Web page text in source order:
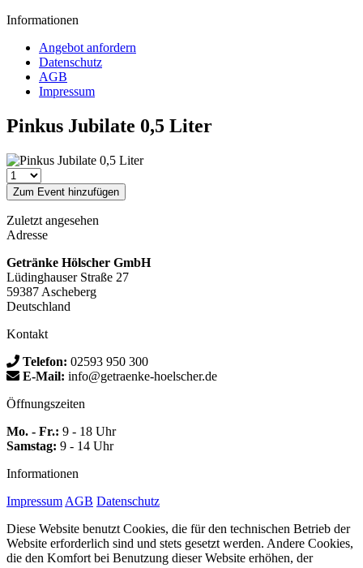
Informationen
Angebot anfordern
Datenschutz
AGB
Impressum
Pinkus Jubilate 0,5 Liter
Zum Event hinzufügen
Zuletzt angesehen
Adresse
Getränke Hölscher GmbH
Lüdinghauser Straße 27
59387 Ascheberg
Deutschland
Kontakt
Telefon: 02593 950 300
E-Mail: info@getraenke-hoelscher.de
Öffnungszeiten
Mo. - Fr.: 9 - 18 Uhr
Samstag: 9 - 14 Uhr
Informationen
Impressum AGB Datenschutz
Diese Website benutzt Cookies, die für den technischen Betrieb der
Website erforderlich sind und stets gesetzt werden. Andere Cookies,
die den Komfort bei Benutzung dieser Website erhöhen, der